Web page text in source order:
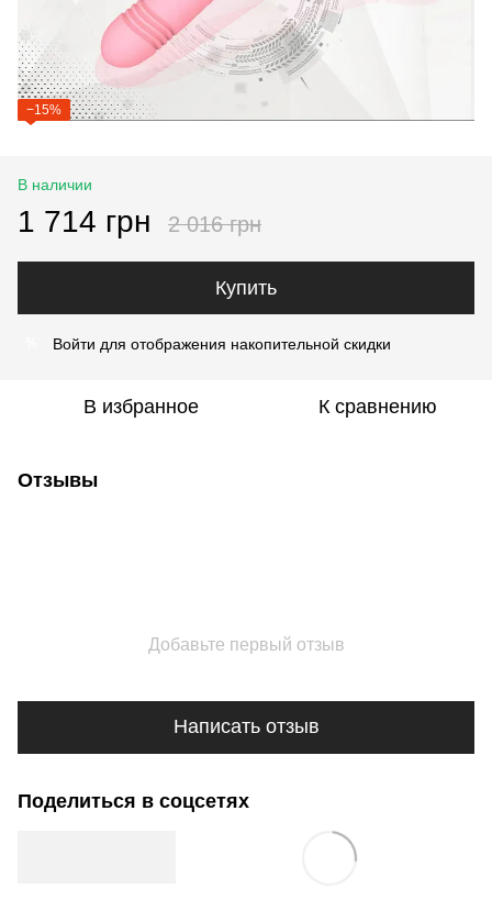
−15%
В наличии
1 714 грн 2 016 грн
Купить
Войти для отображения накопительной скидки
В избранное К сравнению
Отзывы
Добавьте первый отзыв
Написать отзыв
Поделиться в соцсетях